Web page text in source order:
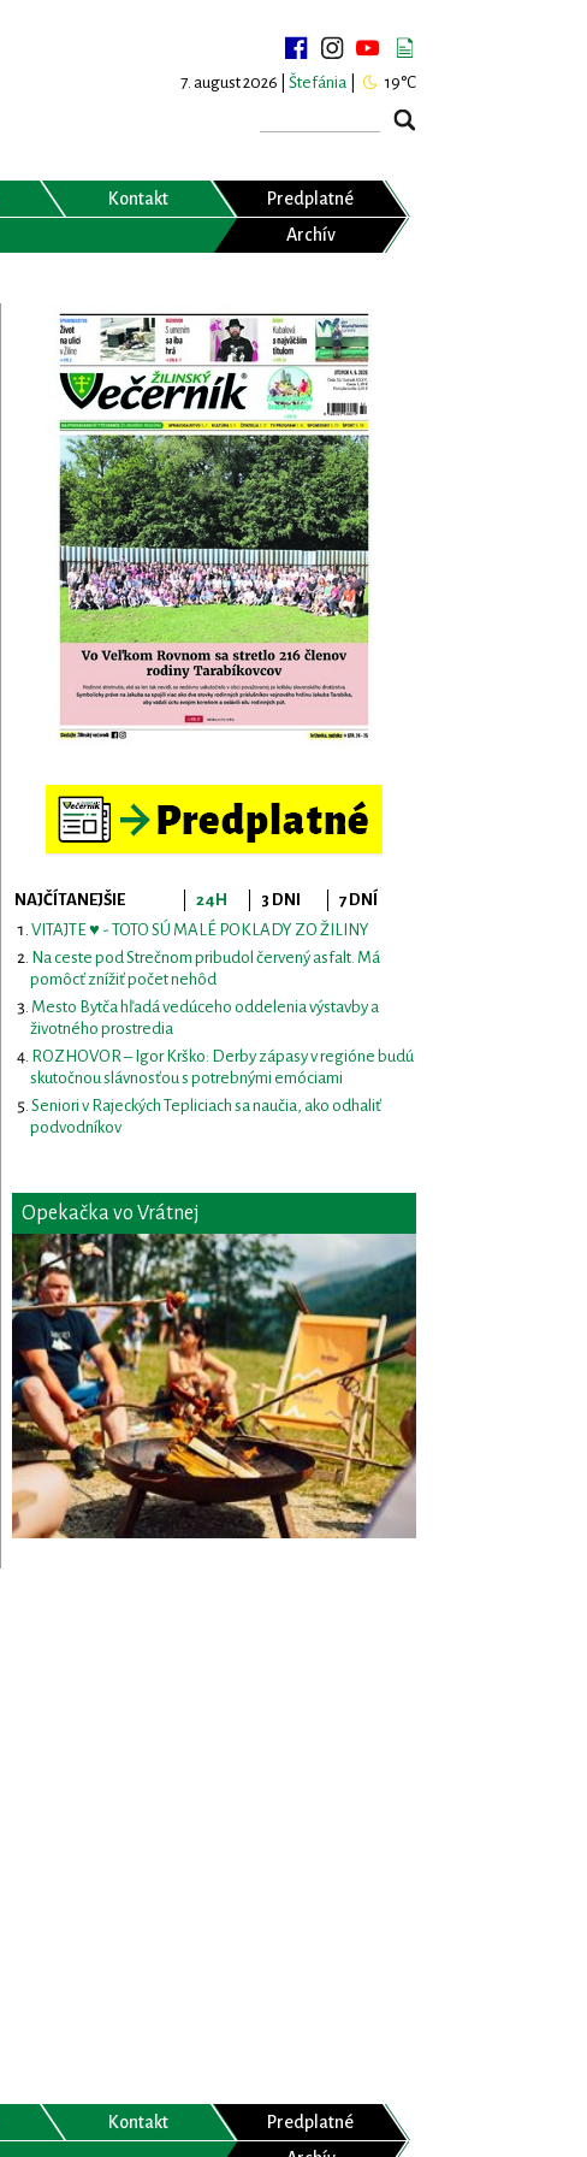
7. august 2026 | Štefánia 19°C
Kontakt
Predplatné
Archív
NAJČÍTANEJŠIE 24H 3 DNI
7 DNÍ
VITAJTE ♥ - TOTO SÚ MALÉ POKLADY ZO ŽILINY
Na ceste pod Strečnom pribudol červený asfalt. Má
pomôcť znížiť počet nehôd
Mesto Bytča hľadá vedúceho oddelenia výstavby a
životného prostredia
ROZHOVOR – Igor Krško: Derby zápasy v regióne budú
skutočnou slávnosťou s potrebnými emóciami
Seniori v Rajeckých Tepliciach sa naučia, ako odhaliť
podvodníkov
Opekačka vo Vrátnej
Kontakt
Predplatné